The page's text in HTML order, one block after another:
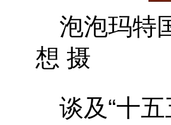
泡泡玛特
想 摄
谈及“十